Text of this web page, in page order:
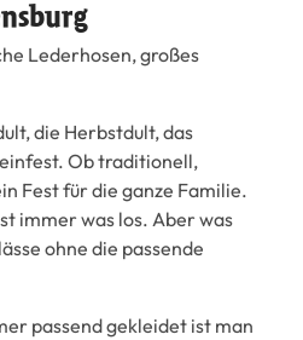
Lederhosen, großes
die Herbstdult, das
Ob traditionell,
Fest für die ganze Familie.
immer was los. Aber was
ohne die passende
passend gekleidet ist man